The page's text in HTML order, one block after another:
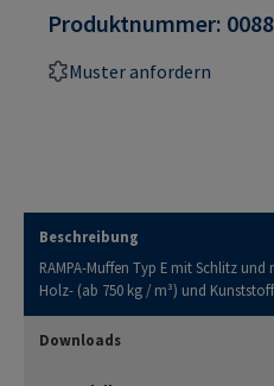
Produktnummer:
Muster anfordern
Beschreibung
RAMPA-Muffen Typ E mit Schlitz
Holz- (ab 750 kg / m³) und
Downloads